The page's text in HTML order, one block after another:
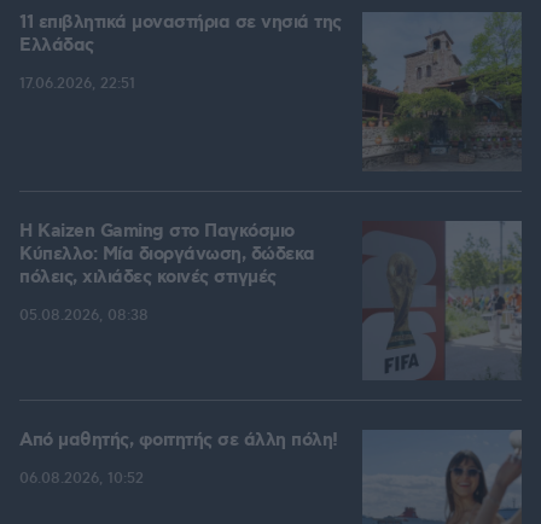
11 επιβλητικά μοναστήρια σε νησιά της
Ελλάδας
17.06.2026, 22:51
H Kaizen Gaming στο Παγκόσμιο
Kύπελλο: Μία διοργάνωση, δώδεκα
πόλεις, χιλιάδες κοινές στιγμές
05.08.2026, 08:38
Από μαθητής, φοιτητής σε άλλη πόλη!
06.08.2026, 10:52